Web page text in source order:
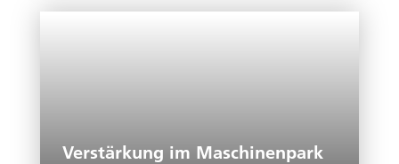
Verstärkung im Maschinenpark